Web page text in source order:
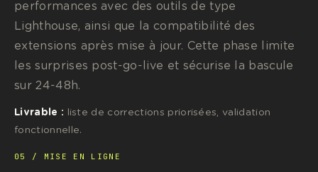
performances avec des outils de type
Lighthouse, ainsi que la compatibilité des
extensions après mise à jour. Cette phase limite
les surprises post-go-live et sécurise la bascule
sur 24-48h.
Livrable : liste de corrections priorisées, validation
fonctionnelle.
05 / MISE EN LIGNE